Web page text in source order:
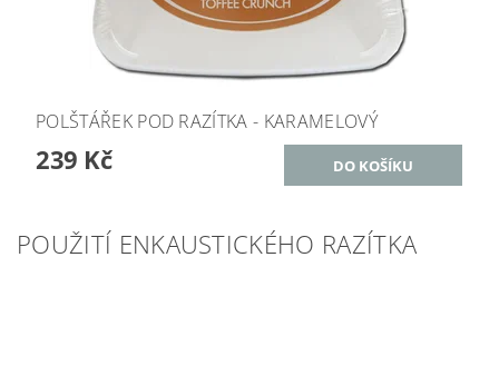
POLŠTÁŘEK POD RAZÍTKA - KARAMELOVÝ
239 Kč
POUŽITÍ ENKAUSTICKÉHO RAZÍTKA